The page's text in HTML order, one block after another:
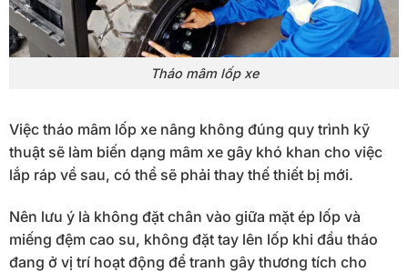
Tháo mâm lốp xe
Việc tháo mâm lốp xe nâng không đúng quy trình kỹ
thuật sẽ làm biến dạng mâm xe gây khó khan cho việc
lắp ráp về sau, có thể sẽ phải thay thế thiết bị mới.
Nên lưu ý là không đặt chân vào giữa mặt ép lốp và
miếng đệm cao su, không đặt tay lên lốp khi đầu tháo
đang ở vị trí hoạt động để tranh gây thương tích cho